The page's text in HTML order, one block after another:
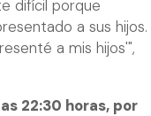
difícil porque
a sus hijos.
a mis hijos'",
22:30 horas, por